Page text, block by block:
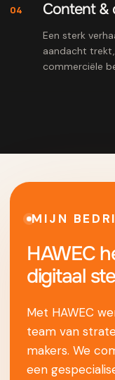
04 Content &
Een sterk
aandacht
commerciële
MIJN
HAWEC
digitaal
Met HAWEC
team van
makers. We
een